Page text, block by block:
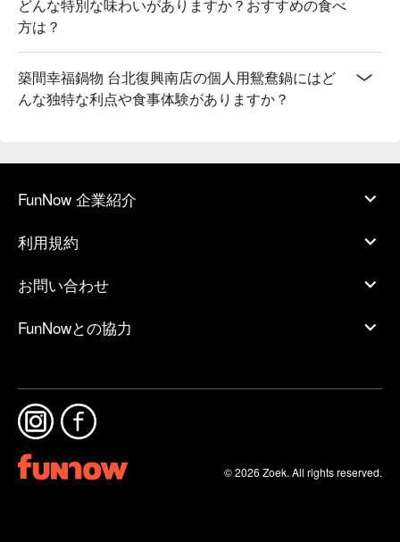
どんな特別な味わいがありますか？おすすめの食べ
方は？
築間幸福鍋物 台北復興南店の個人用鴛鴦鍋にはど
んな独特な利点や食事体験がありますか？
FunNow 企業紹介
利用規約
お問い合わせ
FunNowとの協力
© 2026 Zoek. All rights reserved.